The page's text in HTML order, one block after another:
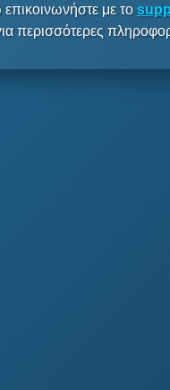
με το
περισσότερες